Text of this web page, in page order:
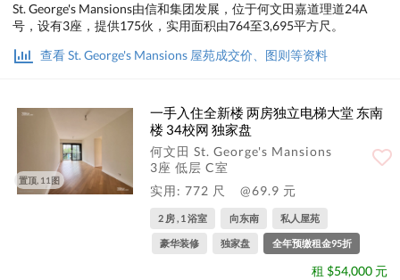
St. George's Mansions由信和集团发展，位于何文田嘉道理道24A
号，设有3座，提供175伙，实用面积由764至3,695平方尺。
查看 St. George's Mansions 屋苑成交价、图则等资料
置顶, 11图
一手入住全新楼 两房独立电梯大堂 东南
楼 34校网 独家盘
何文田 St. George's Mansions
3座 低层 C室
实用: 772 尺
@69.9 元
2 房 , 1 浴室 向东南 私人屋苑
豪华装修 独家盘 全年预缴租金95折
租 $54,000 元